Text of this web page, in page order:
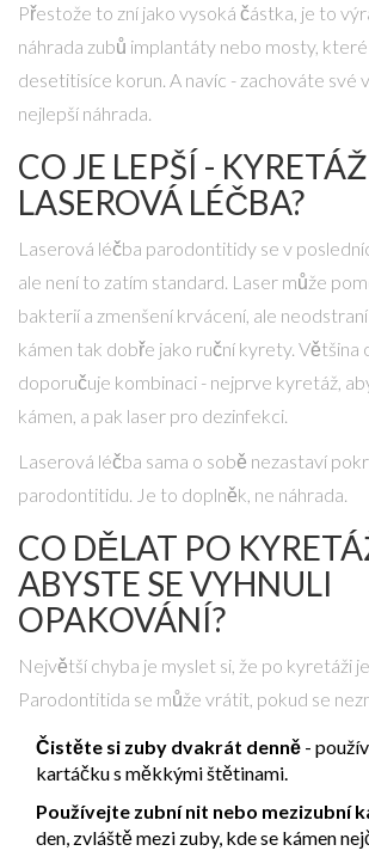
Přestože to zní jako vysoká částka, je to
náhrada zubů implantáty nebo mosty,
desetitisíce korun. A navíc - zachováte své
nejlepší náhrada.
CO JE LEPŠÍ -
LASEROVÁ LÉČBA?
Laserová léčba parodontitidy se v
ale není to zatím standard. Laser může
bakterií a zmenšení krvácení, ale
kámen tak dobře jako ruční kyrety. Většina
doporučuje kombinaci - nejprve kyretáž,
kámen, a pak laser pro dezinfekci.
Laserová léčba sama o sobě nezastaví
parodontitidu. Je to doplněk, ne náhrada.
CO DĚLAT PO
ABYSTE SE VYHNULI
OPAKOVÁNÍ?
Největší chyba je myslet si, že po kyretáži
Parodontitida se může vrátit, pokud se
Čistěte si zuby dvakrát denně -
kartáčku s měkkými štětinami.
Používejte zubní nit nebo mezizubní
den, zvláště mezi zuby, kde se kámen